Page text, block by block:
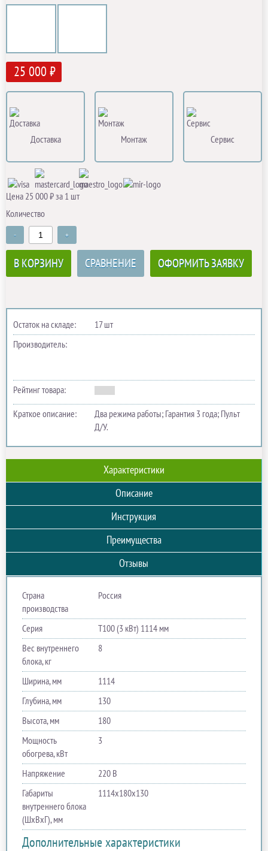
25 000 ₽
Доставка Монтаж Сервис
Цена 25 000 ₽ за 1 шт
Количество
- +
В КОРЗИНУ СРАВНЕНИЕ ОФОРМИТЬ ЗАЯВКУ
Остаток на складе:
17 шт
Производитель:
Рейтинг товара:
Краткое описание:
Два режима работы; Гарантия 3 года; Пульт
Д/У.
Характеристики
Описание
Инструкция
Преимущества
Отзывы
Страна
производства
Россия
Серия
Т100 (3 кВт) 1114 мм
Вес внутреннего
блока, кг
8
Ширина, мм
1114
Глубина, мм
130
Высота, мм
180
Мощность
обогрева, кВт
3
Напряжение
220 В
Габариты
внутреннего блока
(ШхВхГ), мм
1114х180х130
Дополнительные характеристики